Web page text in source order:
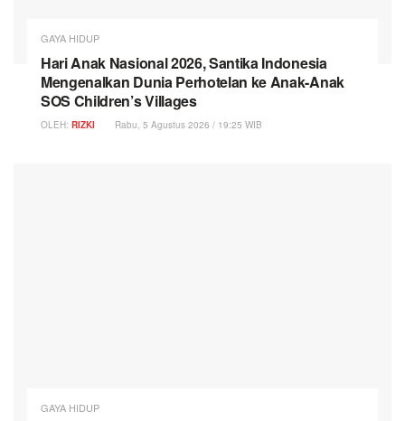
GAYA HIDUP
Hari Anak Nasional 2026, Santika Indonesia
Mengenalkan Dunia Perhotelan ke Anak-Anak
SOS Children’s Villages
OLEH: RIZKI Rabu, 5 Agustus 2026 / 19:25 WIB
GAYA HIDUP